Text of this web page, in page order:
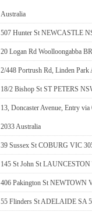
Australia
507 Hunter St NEWCASTLE
20 Logan Rd Woolloongabba
2/448 Portrush Rd, Linden
18/2 Bishop St ST PETERS
13, Doncaster Avenue, Entry
2033 Australia
39 Sussex St COBURG VIC
145 St John St LAUNCESTON
406 Pakington St NEWTOWN
55 Flinders St ADELAIDE SA